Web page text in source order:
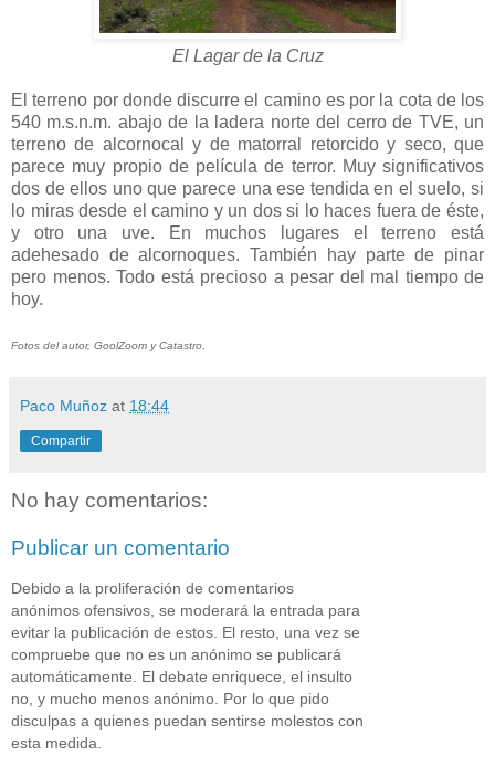
El Lagar de la Cruz
El terreno por donde discurre el camino es por la cota de los
540 m.s.n.m. abajo de la ladera norte del cerro de TVE, un
terreno de alcornocal y de matorral retorcido y seco, que
parece muy propio de película de terror. Muy significativos
dos de ellos uno que parece una ese tendida en el suelo, si
lo miras desde el camino y un dos si lo haces fuera de éste,
y otro una uve. En muchos lugares el terreno está
adehesado de alcornoques. También hay parte de pinar
pero menos. Todo está precioso a pesar del mal tiempo de
hoy.
Fotos del autor, GoolZoom y Catastro
Paco Muñoz at 18:44
Compartir
No hay comentarios:
Publicar un comentario
Debido a la proliferación de comentarios
anónimos ofensivos, se moderará la entrada para
evitar la publicación de estos. El resto, una vez se
compruebe que no es un anónimo se publicará
automáticamente. El debate enriquece, el insulto
no, y mucho menos anónimo. Por lo que pido
disculpas a quienes puedan sentirse molestos con
esta medida.